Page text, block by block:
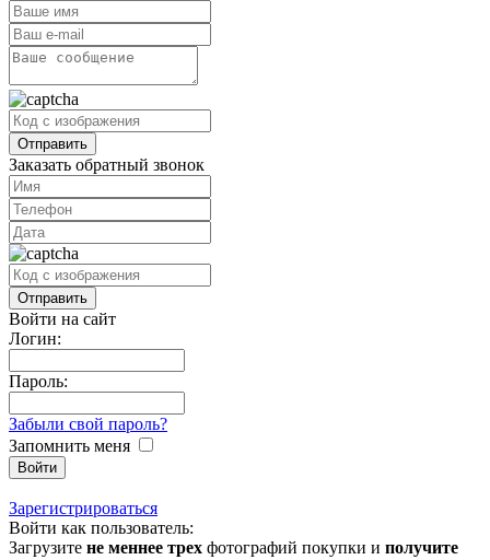
Заказать обратный звонок
Войти на сайт
Логин:
Пароль:
Забыли свой пароль?
Запомнить меня
Зарегистрироваться
Войти как пользователь:
Загрузите не меннее трех фотографий покупки и получите